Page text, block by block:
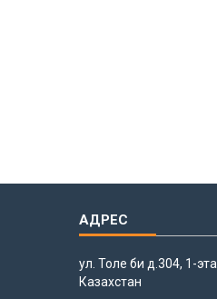
ул. Толе би д.304, 1-
Казахстан